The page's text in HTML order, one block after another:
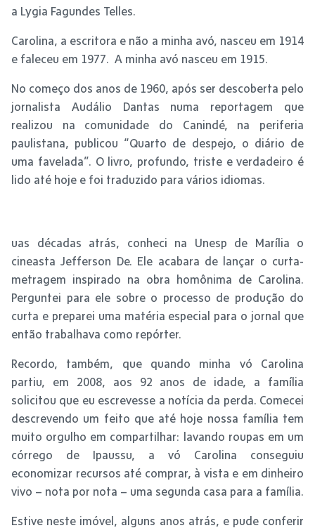
a Lygia Fagundes Telles.
Carolina, a escritora e não a minha avó, nasceu em 1914
e faleceu em 1977. A minha avó nasceu em 1915.
No começo dos anos de 1960, após ser descoberta pelo
jornalista Audálio Dantas numa reportagem que
realizou na comunidade do Canindé, na periferia
paulistana, publicou “Quarto de despejo, o diário de
uma favelada”. O livro, profundo, triste e verdadeiro é
lido até hoje e foi traduzido para vários idiomas.
uas décadas atrás, conheci na Unesp de Marília o
cineasta Jefferson De. Ele acabara de lançar o curta-
metragem inspirado na obra homônima de Carolina.
Perguntei para ele sobre o processo de produção do
curta e preparei uma matéria especial para o jornal que
então trabalhava como repórter.
Recordo, também, que quando minha vó Carolina
partiu, em 2008, aos 92 anos de idade, a família
solicitou que eu escrevesse a notícia da perda. Comecei
descrevendo um feito que até hoje nossa família tem
muito orgulho em compartilhar: lavando roupas em um
córrego de Ipaussu, a vó Carolina conseguiu
economizar recursos até comprar, à vista e em dinheiro
vivo – nota por nota – uma segunda casa para a família.
Estive neste imóvel, alguns anos atrás, e pude conferir